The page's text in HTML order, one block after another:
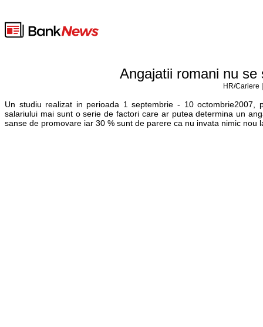
Angajatii romani nu
HR/Cariere
Un studiu realizat in perioada 1 septembrie - 10
salariului mai sunt o serie de factori care ar putea determina un
sanse de promovare iar 30 % sunt de parere ca nu invata nimic nou